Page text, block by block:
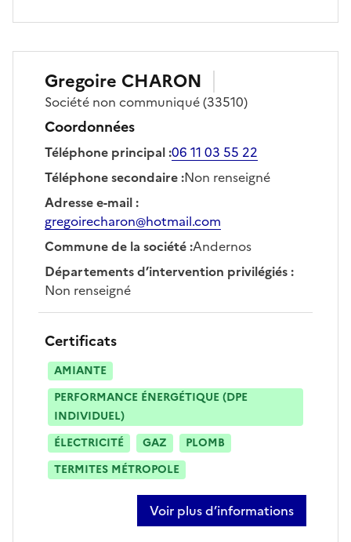
Gregoire CHARON
Société non communiqué(33510)
Coordonnées
Téléphone principal:06 11 03 55 22
Téléphone secondaire:Non renseigné
Adresse e-mail:
gregoirecharon@hotmail.com
Commune de la société:Andernos
Départements d’intervention privilégiés:
Non renseigné
Certificats
AMIANTE
PERFORMANCE ÉNERGÉTIQUE (DPE
INDIVIDUEL)
ÉLECTRICITÉ
GAZ
PLOMB
TERMITES MÉTROPOLE
Voir plus d’informations
sur gregoire charon